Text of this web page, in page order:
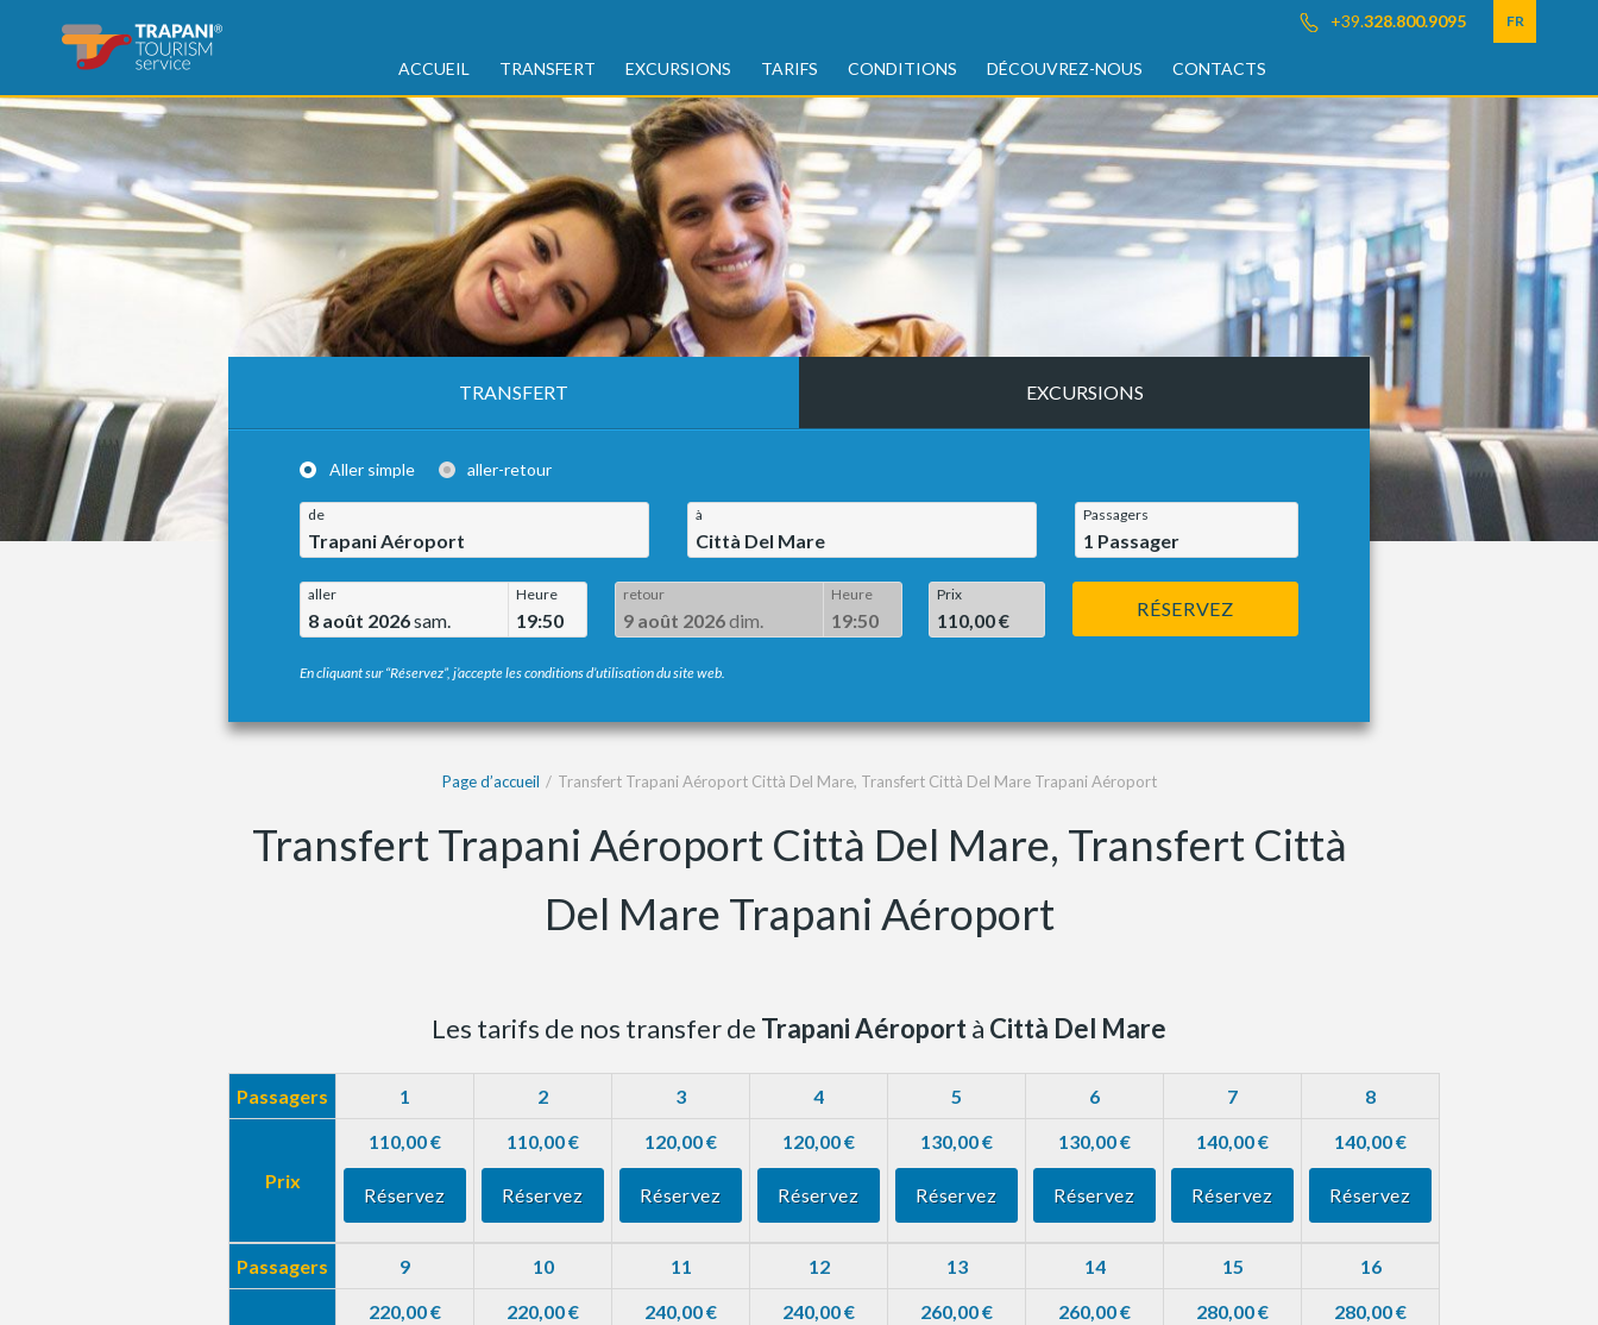
+39.328.800.9095 FR
ACCUEIL TRANSFERT EXCURSIONS TARIFS CONDITIONS DÉCOUVREZ-NOUS CONTACTS
TRANSFERT EXCURSIONS
Aller simple aller-retour
de
Trapani Aéroport
à
Città Del Mare
Passagers
1 Passager
aller
8 août 2026sam.
Heure
19:50
retour
9 août 2026dim.
Heure
19:50
Prix
110,00 €
RÉSERVEZ
En cliquant sur “Réservez”, j’accepte les conditions d’utilisation du site web.
Page d’accueil Transfert Trapani Aéroport Città Del Mare, Transfert Città Del Mare Trapani Aéroport
Transfert Trapani Aéroport Città Del Mare, Transfert Città
Del Mare Trapani Aéroport
Les tarifs de nos transfer de Trapani Aéroportà Città Del Mare
Passagers 1 2 3 4 5 6 7 8
Prix
110,00 €
Réservez
110,00 €
Réservez
120,00 €
Réservez
120,00 €
Réservez
130,00 €
Réservez
130,00 €
Réservez
140,00 €
Réservez
140,00 €
Réservez
Passagers 9 10 11 12 13 14 15 16
220,00 € 220,00 € 240,00 € 240,00 € 260,00 € 260,00 € 280,00 € 280,00 €